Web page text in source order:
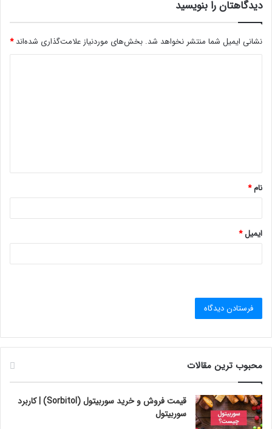
دیدگاهتان را بنویسید
نشانی ایمیل شما منتشر نخواهد شد. بخش‌های موردنیاز علامت‌گذاری شده‌اند*
*
نام*
ایمیل*
محبوب ترین مقالات
قیمت فروش و خرید سوربیتول (Sorbitol) | کاربرد
سوربیتول